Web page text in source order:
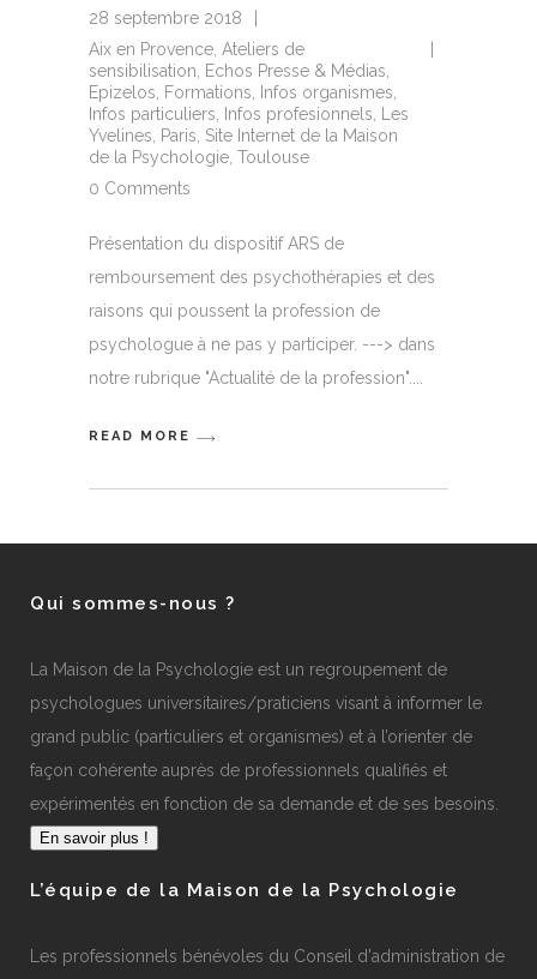
28 septembre 2018
Aix en Provence Ateliers de
sensibilisation
Echos Presse & Médias
Epizelos
Formations Infos organismes
Infos particuliers
Infos profesionnels
Les
Yvelines
Paris Site Internet de la Maison
de la Psychologie Toulouse
0 Comments
Présentation du dispositif ARS de
remboursement des psychothérapies et des
raisons qui poussent la profession de
psychologue à ne pas y participer. ---> dans
notre rubrique "Actualité de la profession".
READ MORE
Qui sommes-nous ?
La Maison de la Psychologie est un regroupement de
psychologues universitaires/praticiens visant à informer le
grand public (particuliers et organismes) et à l’orienter de
façon cohérente auprès de professionnels qualifiés et
expérimentés en fonction de sa demande et de ses besoins.
En savoir plus !
L’équipe de la Maison de la Psychologie
Les professionnels bénévoles du Conseil d'administration de